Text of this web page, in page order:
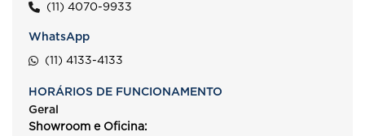
(11) 4070-9933
WhatsApp
(11) 4133-4133
HORÁRIOS DE FUNCIONAMENTO
Geral
Showroom e Oficina: